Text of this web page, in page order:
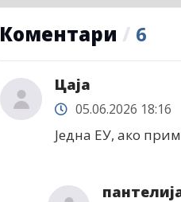
Коментари / 6
Цаја
05.06.2026 18:16
Једна ЕУ, ако